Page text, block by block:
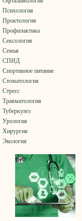
Психология
Проктология
Профилактика
Сексология
Семья
СПИД
Спортивное питание
Стоматология
Стресс
Травматология
Туберкулез
Урология
Хирургия
Экология